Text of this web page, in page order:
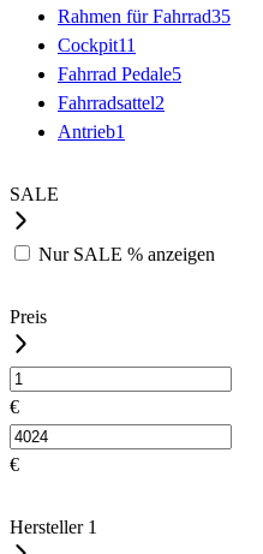
Rahmen für Fahrrad35
Cockpit11
Fahrrad Pedale5
Fahrradsattel2
Antrieb1
SALE
Nur SALE % anzeigen
Preis
€
€
Hersteller 1